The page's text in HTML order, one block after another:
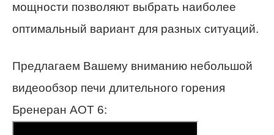
мощности позволяют выбрать наиболее
оптимальный вариант для разных ситуаций.
Предлагаем Вашему вниманию небольшой
видеообзор печи длительного горения
Бренеран АОТ 6: